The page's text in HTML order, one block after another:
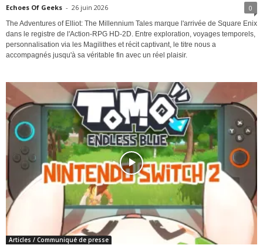
Echoes Of Geeks - 26 juin 2026 0
The Adventures of Elliot: The Millennium Tales marque l'arrivée de Square Enix
dans le registre de l'Action-RPG HD-2D. Entre exploration, voyages temporels,
personnalisation via les Magilithes et récit captivant, le titre nous a
accompagnés jusqu'à sa véritable fin avec un réel plaisir.
Articles / Communiqué de presse